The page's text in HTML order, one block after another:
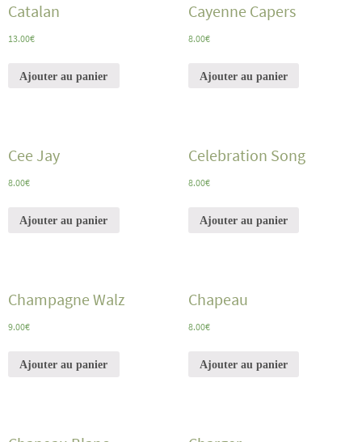
Catalan
13.00€
Ajouter au panier
Cayenne Capers
8.00€
Ajouter au panier
Cee Jay
8.00€
Ajouter au panier
Celebration Song
8.00€
Ajouter au panier
Champagne Walz
9.00€
Ajouter au panier
Chapeau
8.00€
Ajouter au panier